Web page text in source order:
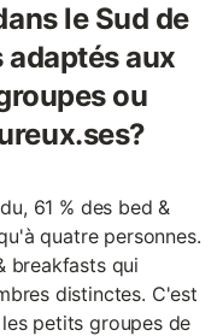
le Sud de
aux
ou
61 % des bed &
quatre personnes.
breakfasts qui
distinctes. C'est
petits groupes de